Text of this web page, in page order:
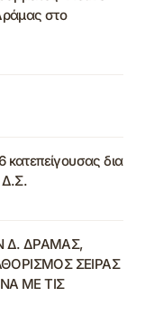
στο
δια
Δ.Σ.
Δ. ΔΡΑΜΑΣ,
ΣΕΙΡΑΣ
ΜΕ ΤΙΣ